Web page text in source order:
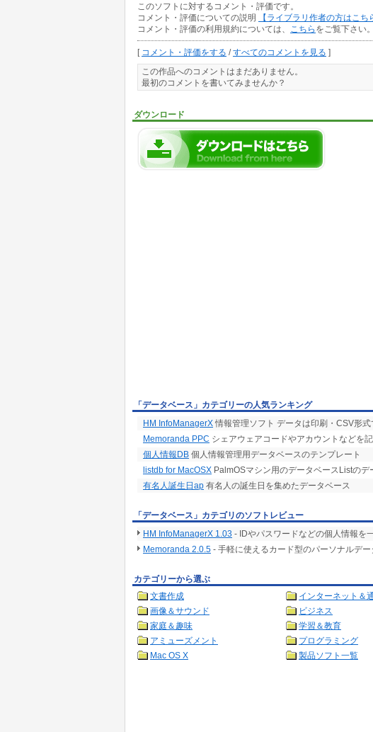
このソフトに対するコメント・評価です。
コメント・評価についての説明
【ライブラリ作者の方はこち
コメント・評価の利用規約については、
こちら をご覧下さい。
[ コメント・評価をする /すべてのコメントを見る ]
この作品へのコメントはまだありません。
最初のコメントを書いてみませんか？
ダウンロード
「データベース」カテゴリーの人気ランキング
HM InfoManagerX 情報管理ソフト データは印刷・CSV形
Memoranda PPC シェアウェアコードやアカウントなどを
個人情報DB 個人情報管理用データベースのテンプレート
listdb for MacOSX PalmOSマシン用のデータベースListの
有名人誕生日ap 有名人の誕生日を集めたデータベース
「データベース」カテゴリのソフトレビュー
HM InfoManagerX 1.03 - IDやパスワードなどの個人情報を
Memoranda 2.0.5 - 手軽に使えるカード型のパーソナルデー
カテゴリーから選ぶ
文書作成
インターネット＆
画像＆サウンド
ビジネス
家庭＆趣味
学習＆教育
アミューズメント
プログラミング
Mac OS X
製品ソフト一覧